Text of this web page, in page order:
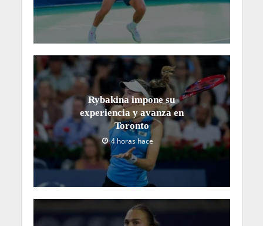
Rybakina impone su
experiencia y avanza en
Toronto
4 horas hace